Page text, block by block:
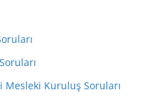
Kuruluş Soruları